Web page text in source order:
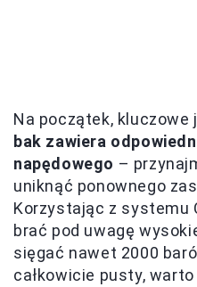
Na początek, kluczowe
bak zawiera
napędowego –
uniknąć ponownego
Korzystając z systemu
brać pod uwagę
sięgać nawet 2000
całkowicie pusty,